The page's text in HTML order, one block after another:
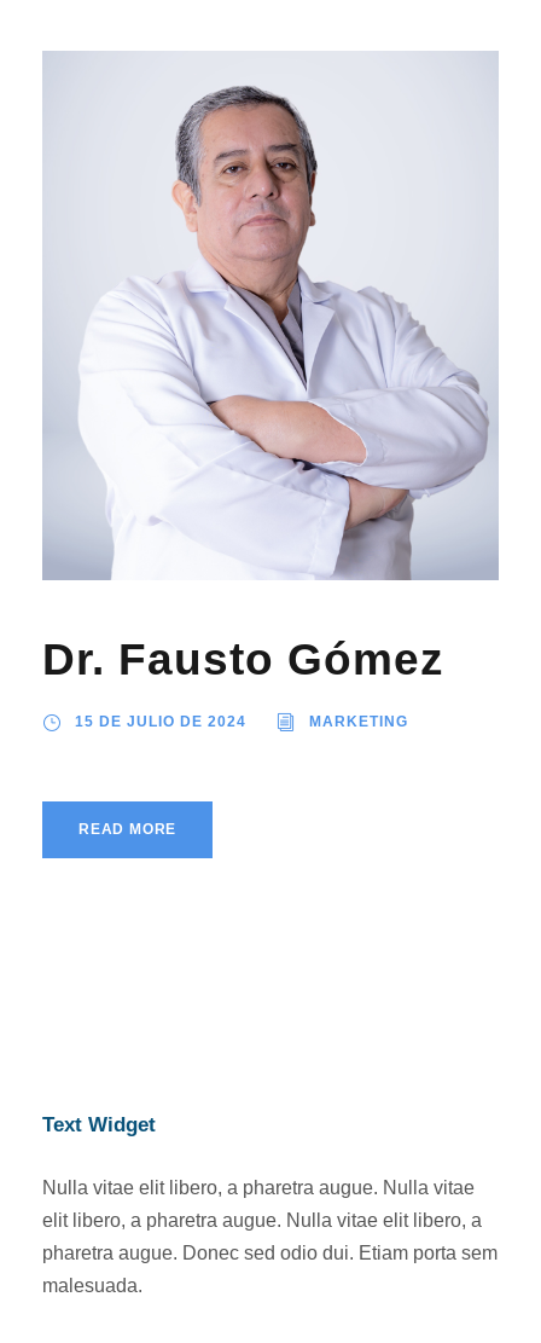
Dr. Fausto Gómez
15 DE JULIO DE 2024 MARKETING
READ MORE
Text Widget
Nulla vitae elit libero, a pharetra augue. Nulla vitae
elit libero, a pharetra augue. Nulla vitae elit libero, a
pharetra augue. Donec sed odio dui. Etiam porta sem
malesuada.